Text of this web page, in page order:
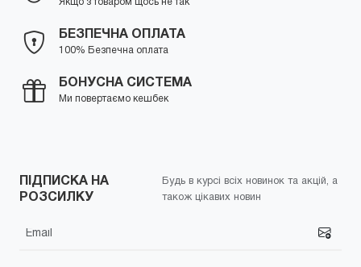
Якщо з товаром щось не так
БЕЗПЕЧНА ОПЛАТА
100% Безпечна оплата
БОНУСНА СИСТЕМА
Ми повертаємо кешбек
ПІДПИСКА НА
РОЗСИЛКУ
Будь в курсі всіх новинок та акцій, а
також цікавих новин